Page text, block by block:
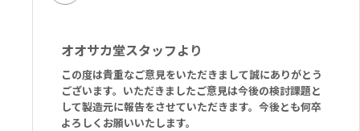
オオサカ堂スタッフより
この度は貴重なご意見をいただきまして誠にありがとう
ございます。いただきましたご意見は今後の検討課題と
して製造元に報告をさせていただきます。今後とも何卒
よろしくお願いいたします。